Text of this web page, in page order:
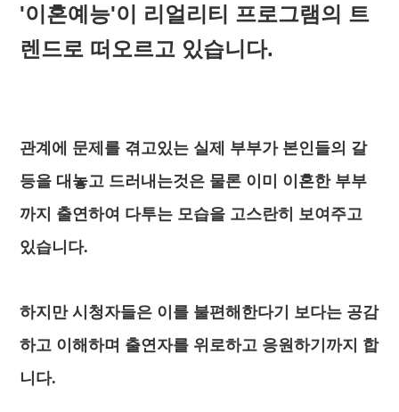
'이혼예능'이 리얼리티 프로그램의 트
렌드로 떠오르고 있습니다.
관계에 문제를 겪고있는 실제 부부가 본인들의 갈
등을 대놓고 드러내는것은 물론 이미 이혼한 부부
까지 출연하여 다투는 모습을 고스란히 보여주고
있습니다.
하지만 시청자들은 이를 불편해한다기 보다는 공감
하고 이해하며 출연자를 위로하고 응원하기까지 합
니다.